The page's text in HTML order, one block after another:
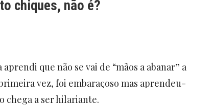
chiques, não é?
que não se vai de “mãos a abanar” a
vez, foi embaraçoso mas aprendeu-
chega a ser hilariante.